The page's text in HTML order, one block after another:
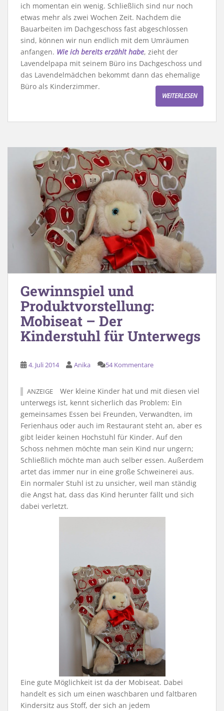
ich momentan ein wenig. Schließlich sind nur noch
etwas mehr als zwei Wochen Zeit. Nachdem die
Bauarbeiten im Dachgeschoss fast abgeschlossen
sind, können wir nun endlich mit dem Umräumen
anfangen. Wie ich bereits erzählt habe, zieht der
Lavendelpapa mit seinem Büro ins Dachgeschoss und
das Lavendelmädchen bekommt dann das ehemalige
Büro als Kinderzimmer.
WEITERLESEN
Gewinnspiel und
Produktvorstellung:
Mobiseat – Der
Kinderstuhl für Unterwegs
4. Juli 2014 Anika 54 Kommentare
ANZEIGE
Wer kleine Kinder hat und mit diesen viel
unterwegs ist, kennt sicherlich das Problem: Ein
gemeinsames Essen bei Freunden, Verwandten, im
Ferienhaus oder auch im Restaurant steht an, aber es
gibt leider keinen Hochstuhl für Kinder. Auf den
Schoss nehmen möchte man sein Kind nur ungern;
Schließlich möchte man auch selber essen. Außerdem
artet das immer nur in eine große Schweinerei aus.
Ein normaler Stuhl ist zu unsicher, weil man ständig
die Angst hat, dass das Kind herunter fällt und sich
dabei verletzt.
Eine gute Möglichkeit ist da der Mobiseat. Dabei
handelt es sich um einen waschbaren und faltbaren
Kindersitz aus Stoff, der sich an jedem